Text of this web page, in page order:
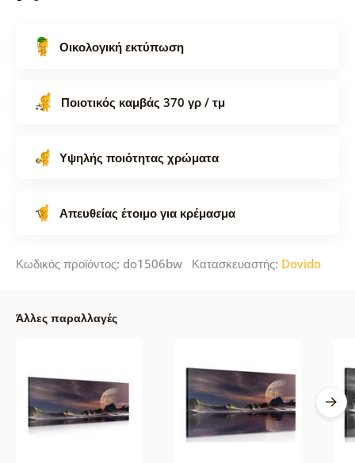
Οικολογική εκτύπωση
Ποιοτικός καμβάς 370 γρ / τμ
Υψηλής ποιότητας χρώματα
Απευθείας έτοιμο για κρέμασμα
Κωδικός προϊόντος: do1506bw Κατασκευαστής: Dovido
Άλλες παραλλαγές